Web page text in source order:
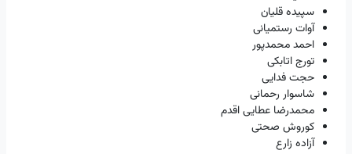
سپیده قلیان
آوات رستمیانی
احمد محمدپور
تورج اتابکی
حجت فدایی
شاسوار رحمانی
محمدرضا عطایی اقدم
کوروش صحتی
آزاده زارع